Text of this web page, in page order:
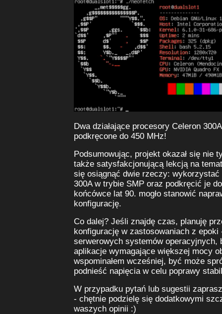
Dwa działające procesory Celeron
podkręcone do 450 MHz!
Podsumowując, projekt okazał się nie
także satysfakcjonującą lekcją na
się osiągnąć dwie rzeczy: wykorzystać
300A w trybie SMP oraz podkręcić je
końcówce lat 90. mogło stanowić
konfigurację.
Co dalej? Jeśli znajdę czas, planuję
konfigurację w zastosowaniach z epoki
serwerowych systemów operacyjnych,
aplikacje wymagające większej mocy
wspominałem wcześniej, być może
podnieść napięcia w celu poprawy
W przypadku pytań lub sugestii
- chętnie podzielę się dodatkowymi
waszych opinii :)